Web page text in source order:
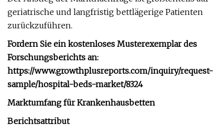
geriatrische und langfristig bettlägerige Patienten
zurückzuführen.
Fordern Sie ein kostenloses Musterexemplar des
Forschungsberichts an:
https://www.growthplusreports.com/inquiry/request-
sample/hospital-beds-market/8324
Marktumfang für Krankenhausbetten
Berichtsattribut